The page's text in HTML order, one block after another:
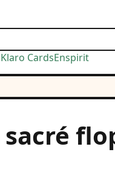
Klaro CardsEnspirit